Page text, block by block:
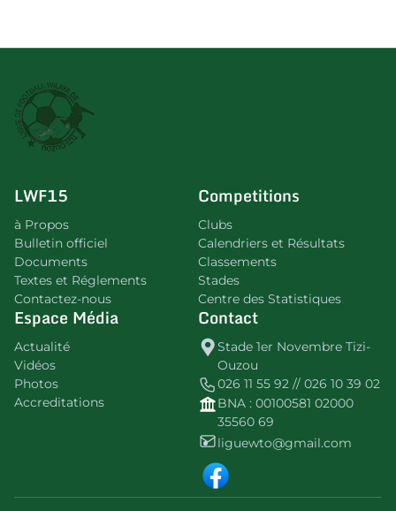
LWF15
à Propos
Bulletin officiel
Documents
Textes et Réglements
Contactez-nous
Competitions
Clubs
Calendriers et Résultats
Classements
Stades
Centre des Statistiques
Espace Média
Actualité
Vidéos
Photos
Accreditations
Contact
Stade 1er Novembre Tizi-
Ouzou
026 11 55 92 // 026 10 39 02
BNA : 00100581 02000
35560 69
liguewto@gmail.com